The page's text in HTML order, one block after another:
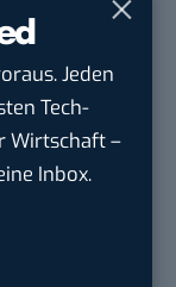
Jeden
Tech-
Wirtschaft –
Inbox.
Dank!
bietet